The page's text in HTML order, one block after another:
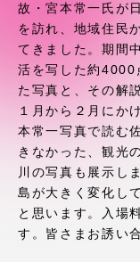
故・宮本常一氏が
を訪れ、地域住民
てきました。期間
活を写した約4000
た写真と、その解
１月から２月にか
本常一写真で読む
きなかった、観光
川の写真も展示し
島が大きく変化し
と思います。入場
す。皆さまお誘い
学園ネットワーク
各種情報・お問い
アクセス情報